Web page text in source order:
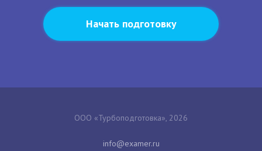
Начать подготовку
ООО «Турбоподготовка», 2026